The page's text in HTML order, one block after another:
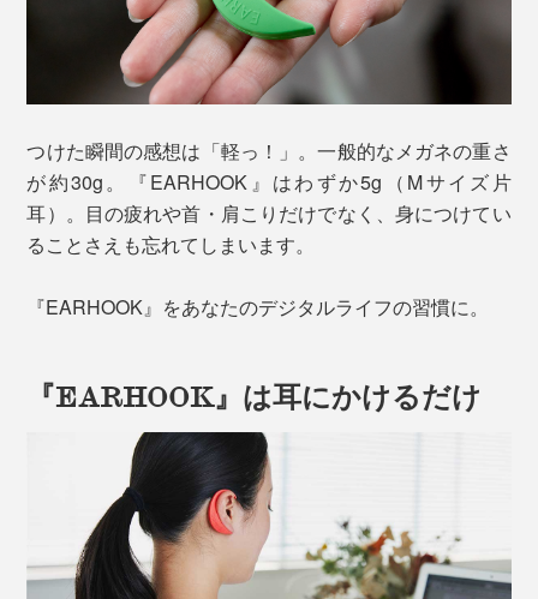
つけた瞬間の感想は「軽っ！」。一般的なメガネの重さ
が約30g。『EARHOOK』はわずか5g（Mサイズ片
耳）。目の疲れや首・肩こりだけでなく、身につけてい
ることさえも忘れてしまいます。
『EARHOOK』をあなたのデジタルライフの習慣に。
『EARHOOK』は耳にかけるだけ